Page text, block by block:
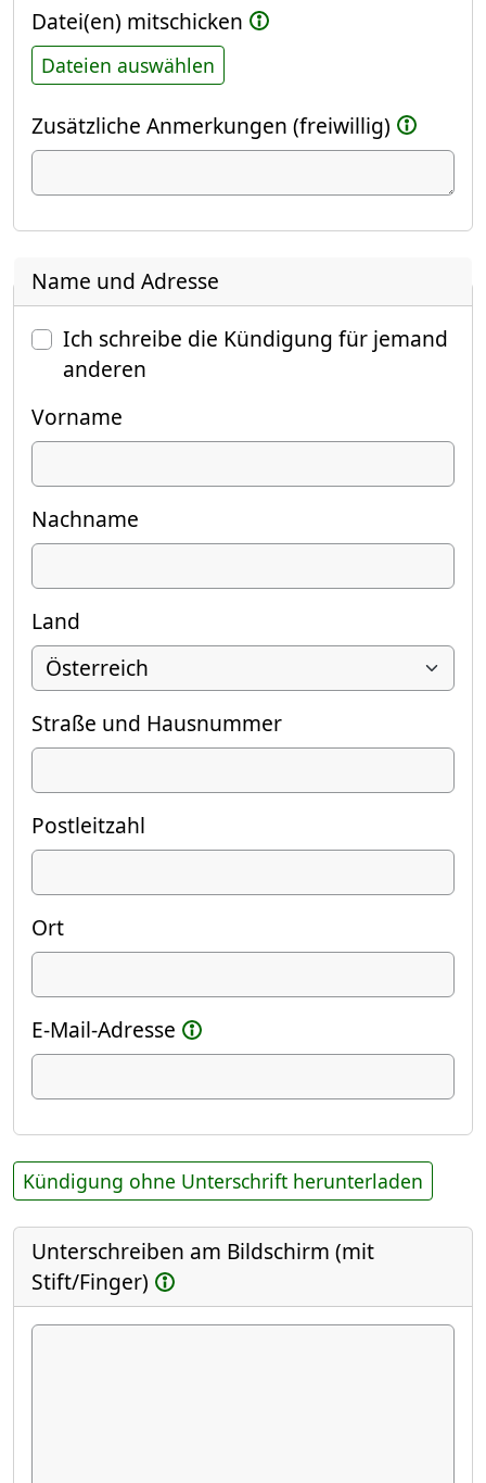
Datei(en) mitschicken
Dateien auswählen
Zusätzliche Anmerkungen (freiwillig)
Name und Adresse
Ich schreibe die Kündigung für jemand
anderen
Vorname
Nachname
Land
Straße und Hausnummer
Postleitzahl
Ort
E-Mail-Adresse
Kündigung ohne Unterschrift herunterladen
Unterschreiben am Bildschirm (mit
Stift/Finger)